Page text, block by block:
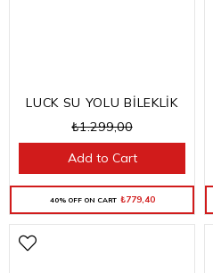
LUCK SU YOLU BİLEKLİK
₺1.299,00
40% OFF ON CART ₺779,40
Add to Cart